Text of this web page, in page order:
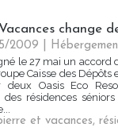
change
2009
le 27 mai un accord
Caisse des Dépôts
deux Oasis Eco
résidences
et vacances,